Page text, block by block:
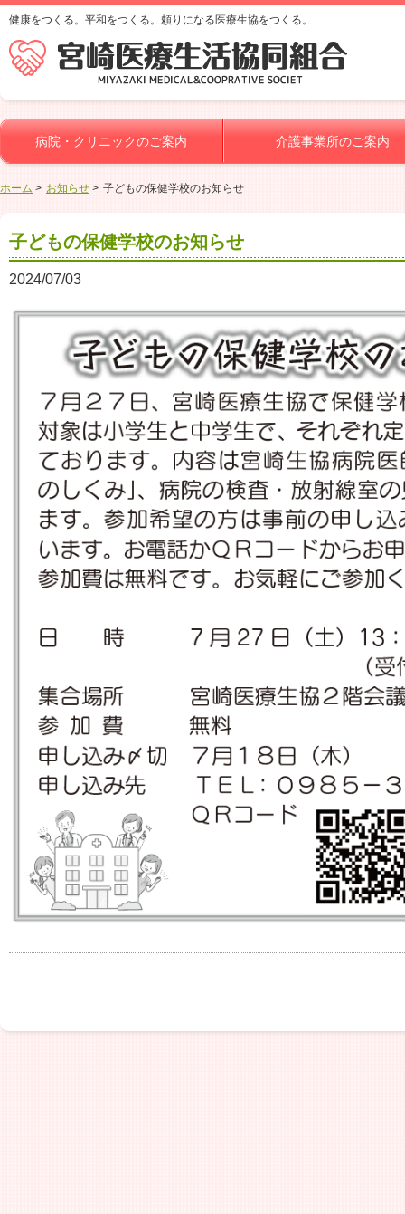
健康をつくる。平和をつくる。頼りになる医療生協をつくる。
病院・クリニックのご案内 介護事業所のご案内
ホーム お知らせ 子どもの保健学校のお知らせ
子どもの保健学校のお知らせ
2024/07/03